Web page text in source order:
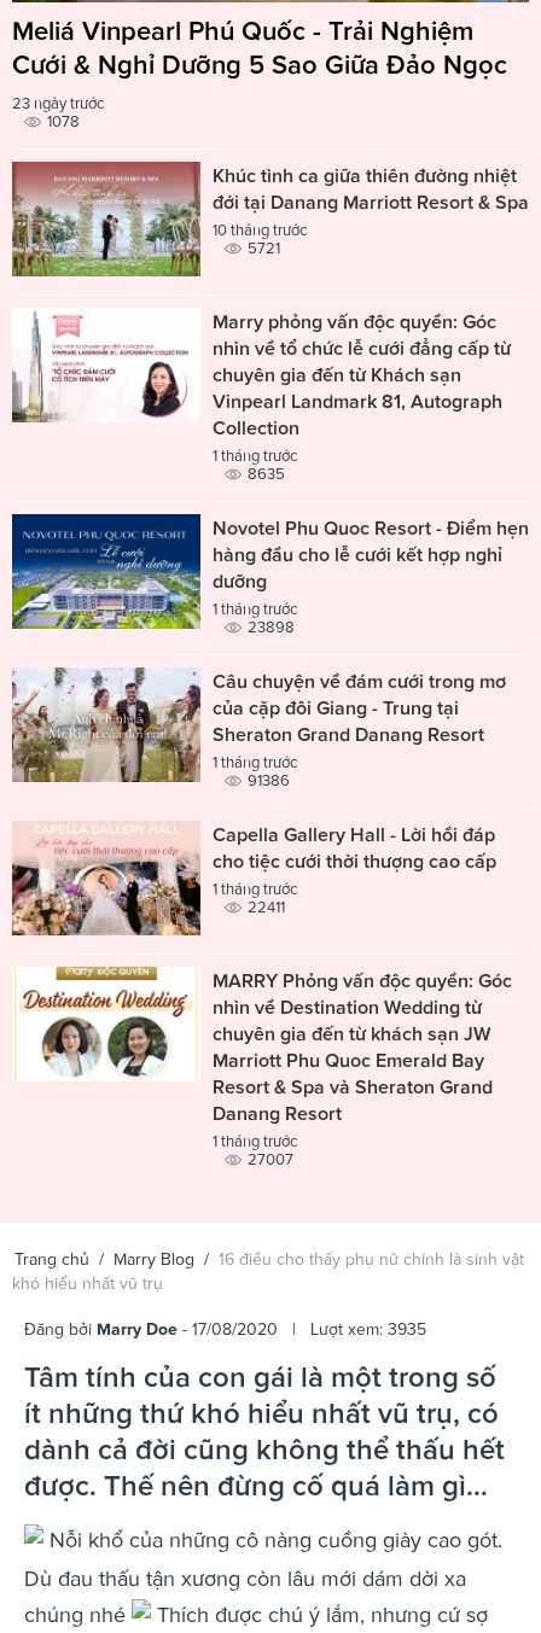
Meliá Vinpearl Phú Quốc - Trải Nghiệm
Cưới & Nghỉ Dưỡng 5 Sao Giữa Đảo Ngọc
23 ngày trước
1078
Khúc tình ca giữa thiên đường nhiệt
đới tại Danang Marriott Resort & Spa
10 tháng trước
5721
Marry phỏng vấn độc quyền: Góc
nhìn về tổ chức lễ cưới đẳng cấp từ
chuyên gia đến từ Khách sạn
Vinpearl Landmark 81, Autograph
Collection
1 tháng trước
8635
Novotel Phu Quoc Resort - Điểm hẹn
hàng đầu cho lễ cưới kết hợp nghỉ
dưỡng
1 tháng trước
23898
Câu chuyện về đám cưới trong mơ
của cặp đôi Giang - Trung tại
Sheraton Grand Danang Resort
1 tháng trước
91386
Capella Gallery Hall - Lời hồi đáp
cho tiệc cưới thời thượng cao cấp
1 tháng trước
22411
MARRY Phỏng vấn độc quyền: Góc
nhìn về Destination Wedding từ
chuyên gia đến từ khách sạn JW
Marriott Phu Quoc Emerald Bay
Resort & Spa và Sheraton Grand
Danang Resort
1 tháng trước
27007
Trang chủ / Marry Blog / 16 điều cho thấy phụ nữ chính là sinh vật
khó hiểu nhất vũ trụ
Đăng bởi Marry Doe - 17/08/2020 | Lượt xem: 3935
Tâm tính của con gái là một trong số
ít những thứ khó hiểu nhất vũ trụ, có
dành cả đời cũng không thể thấu hết
được. Thế nên đừng cố quá làm gì...
Nỗi khổ của những cô nàng cuồng giày cao gót.
Dù đau thấu tận xương còn lâu mới dám dời xa
chúng nhé
Thích được chú ý lắm, nhưng cứ sợ